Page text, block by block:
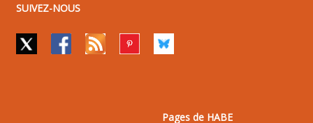
SUIVEZ-NOUS
Pages de HABE